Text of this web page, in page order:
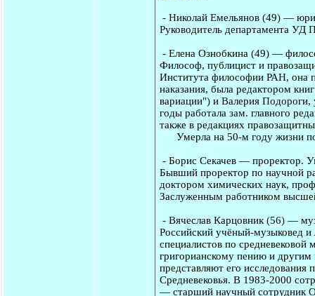
- Николай Емельянов(49) —
Руководитель департамента УД
- Елена Ознобкина (49) —
Философ, публицист и
Института философии РАН, она
наказания, была редактором
вариации") и Валерия Подороги,
годы работала зам. главного
также в редакциях
Умерла на 50-м году жизни
- Борис Секачев— проректор.
Бывший проректор по научной
доктором химических наук,
Заслуженным работником
- Вячеслав Карцовник (56) —
Российский учёный-музыковед
специалистов по
григорианскому пению и
представляют его
Средневековья. В 1983-2000
— старший научный сотрудник